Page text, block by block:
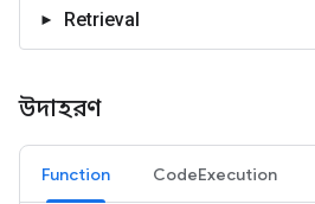
Retrieval
উদাহরণ
Function CodeExecution